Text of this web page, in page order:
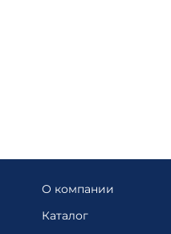
О компании
Каталог